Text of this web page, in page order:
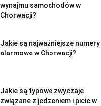
wynajmu samochodów w
Chorwacji?
Jakie są najważniejsze numery
alarmowe w Chorwacji?
Jakie są typowe zwyczaje
związane z jedzeniem i picie w